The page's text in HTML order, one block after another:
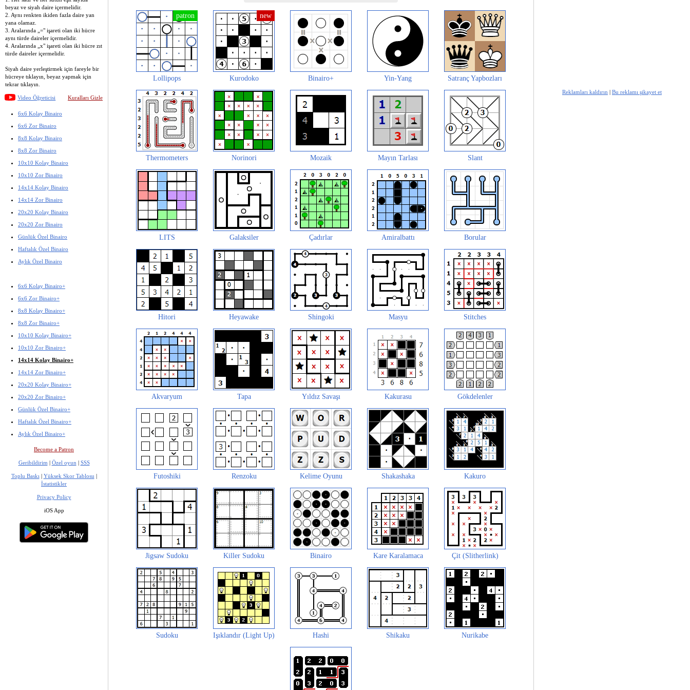
beyaz ve siyah daire içermelidir.
2. Aynı renkten ikiden fazla daire yan
yana olamaz.
3. Aralarında „=" işareti olan iki hücre
aynı türde daireler içermelidir.
4. Aralarında „x" işareti olan iki hücre zıt
türde daireler içermelidir.
Siyah daire yerleştirmek için fareyle bir
hücreye tıklayın, beyaz yapmak için
tekrar tıklayın.
Video Öğreticisi Kuralları Gizle
6x6 Kolay Binairo
6x6 Zor Binairo
8x8 Kolay Binairo
8x8 Zor Binairo
10x10 Kolay Binairo
10x10 Zor Binairo
14x14 Kolay Binairo
14x14 Zor Binairo
20x20 Kolay Binairo
20x20 Zor Binairo
Günlük Özel Binairo
Haftalık Özel Binairo
Aylık Özel Binairo
6x6 Kolay Binairo+
6x6 Zor Binairo+
8x8 Kolay Binairo+
8x8 Zor Binairo+
10x10 Kolay Binairo+
10x10 Zor Binairo+
14x14 Kolay Binairo+
14x14 Zor Binairo+
20x20 Kolay Binairo+
20x20 Zor Binairo+
Günlük Özel Binairo+
Haftalık Özel Binairo+
Aylık Özel Binairo+
Become a Patron
Geribildirim | Özel oyun | SSS
Toplu Baskı | Yüksek Skor Tablosu |
İstatistikler
Privacy Policy
iOS App
Lollipops Kurodoko Binairo+ Yin-Yang Satranç Yapbozları
Thermometers Norinori Mozaik Mayın Tarlası Slant
LITS Galaksiler Çadırlar Amiralbattı Borular
Hitori Heyawake Shingoki Masyu Stitches
Akvaryum Tapa Yıldız Savaşı Kakurasu Gökdelenler
Futoshiki Renzoku Kelime Oyunu Shakashaka Kakuro
Jigsaw Sudoku Killer Sudoku Binairo Kare Karalamaca Çit (Slitherlink)
Sudoku Işıklandır (Light Up) Hashi Shikaku Nurikabe
Reklamları kaldırın | Bu reklamı şikayet et